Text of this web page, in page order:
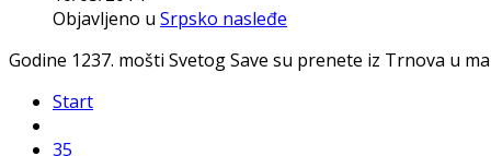
Objavljeno u Srpsko nasleđe
Godine 1237. mošti Svetog Save su prenete iz Trnova u
Start
35